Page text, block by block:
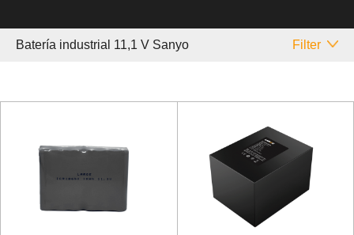
Batería industrial 11,1 V Sanyo Filter